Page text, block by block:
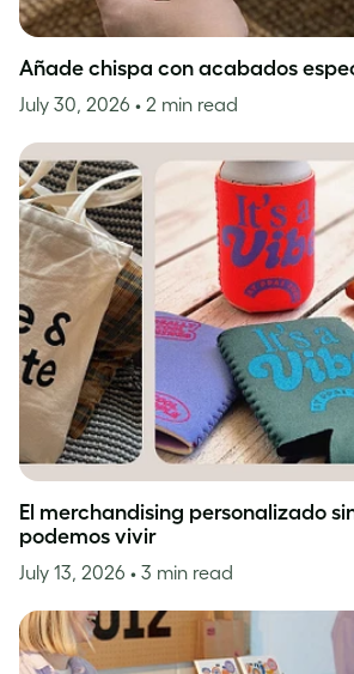
Añade chispa con acabados
July 30, 2026 • 2 min read
El merchandising personalizado
podemos vivir
July 13, 2026 • 3 min read